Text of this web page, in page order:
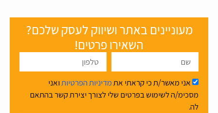
מעוניינים באתר ושיווק לעסק שלכם?
השאירו פרטים!
אני מאשר/ת כי קראתי אתמדיניות הפרטיותואני
מסכימ/ה לשימוש בפרטים שלי לצורך יצירת קשר בהתאם
לה.